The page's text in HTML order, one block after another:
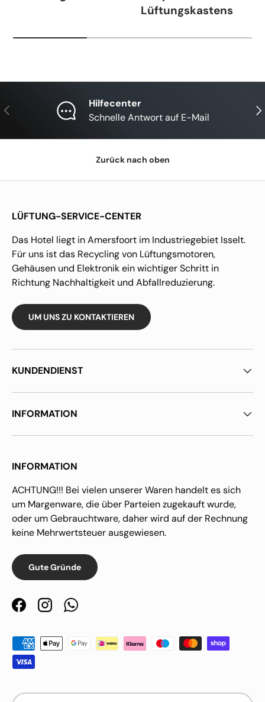
Lüftungskastens
Vorherige
Hilfecenter
Schnelle Antwort auf E-Mail
Zurück nach oben
LÜFTUNG-SERVICE-CENTER
Das Hotel liegt in Amersfoort im Industriegebiet Isselt.
Für uns ist das Recycling von Lüftungsmotoren,
Gehäusen und Elektronik ein wichtiger Schritt in
Richtung Nachhaltigkeit und Abfallreduzierung.
UM UNS ZU KONTAKTIEREN
KUNDENDIENST
INFORMATION
INFORMATION
ACHTUNG!!! Bei vielen unserer Waren handelt es sich
um Margenware, die über Parteien zugekauft wurde,
oder um Gebrauchtware, daher wird auf der Rechnung
keine Mehrwertsteuer ausgewiesen.
Gute Gründe
FacebookInstagramWhatsApp
Zahlungsmethoden
Sprache